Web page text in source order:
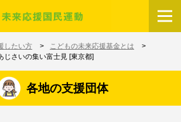
動
したい方
こどもの未来応援基金とは
じさいの集い富士見 [東京都]
各地の支援団体